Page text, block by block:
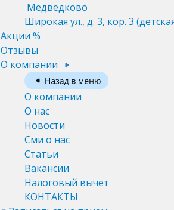
Медведково
Широкая ул., д. 3, кор. 3
Акции %
Отзывы
О компании
О компании
О нас
Новости
Сми о нас
Статьи
Вакансии
Налоговый вычет
КОНТАКТЫ